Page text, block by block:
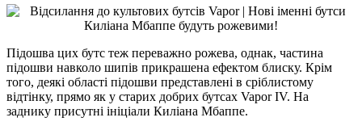
Підошва цих бутс теж переважно рожева, однак, частина
підошви навколо шипів прикрашена ефектом блиску. Крім
того, деякі області підошви представлені в сріблистому
відтінку, прямо як у старих добрих бутсах Vapor IV. На
заднику присутні ініціали Киліана Мбаппе.